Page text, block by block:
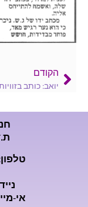
הקודם
יואב: כותב
ת.ד. 3195,
נייד
אי-